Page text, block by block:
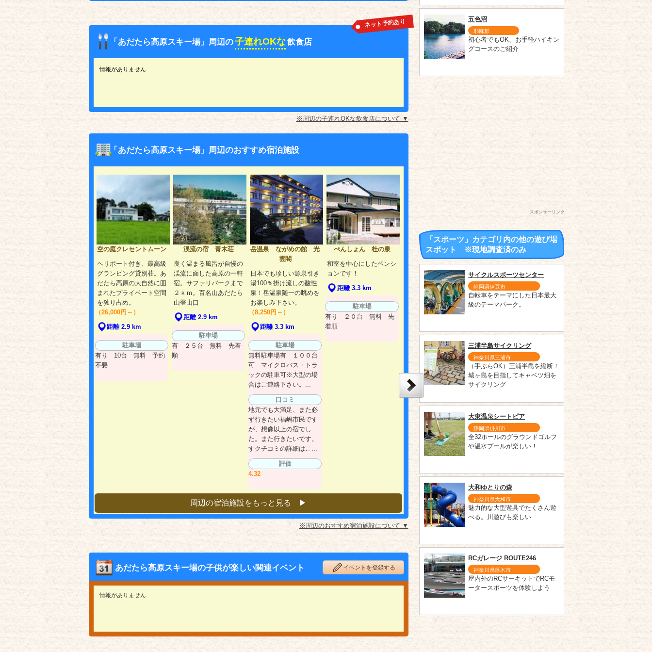
「あだたら高原スキー場」周辺の子連れOKな飲食店
ネット予約あり
情報がありません
※周辺の子連れOKな飲食店について ▼
「あだたら高原スキー場」周辺のおすすめ宿泊施設
空の庭クレセントムーン
ヘリポート付き、最高級
グランピング貸別荘。あ
だたら高原の大自然に囲
まれたプライベート空間
を独り占め。
（26,000円～）
距離 2.9 km
駐車場
有り 10台 無料 予約
不要
渓流の宿 青木荘
良く温まる風呂が自慢の
渓流に面した高原の一軒
宿。サファリパークまで
２ｋｍ。百名山あだたら
山登山口
距離 2.9 km
駐車場
有 ２５台 無料 先着
順
岳温泉 ながめの館 光
雲閣
日本でも珍しい源泉引き
湯100％掛け流しの酸性
泉！岳温泉随一の眺めを
お楽しみ下さい。
（8,250円～）
距離 3.3 km
駐車場
無料駐車場有 １００台
可 マイクロバス・トラ
ックの駐車可※大型の場
合はご連絡下さい。...
口コミ
地元でも大満足、また必
ず行きたい福嶋市民です
が、想像以上の宿でし
た。また行きたいです。
すクチコミの詳細はこ...
評価
4.32
ぺんしょん 杜の泉
和室を中心にしたペンシ
ョンです！
距離 3.3 km
駐車場
有り ２０台 無料 先
着順
周辺の宿泊施設をもっと見る ▶︎
※周辺のおすすめ宿泊施設について ▼
あだたら高原スキー場の子供が楽しい関連イベント イベントを登録する
情報がありません
五色沼
耶麻郡
初心者でもOK、お手軽ハイキン
グコースのご紹介
スポンサーリンク
「スポーツ」カテゴリ内の他の遊び場
スポット ※現地調査済のみ
サイクルスポーツセンター
静岡県伊豆市
自転車をテーマにした日本最大
級のテーマパーク。
三浦半島サイクリング
神奈川県三浦市
（手ぶらOK）三浦半島を縦断！
城ヶ島を目指してキャベツ畑を
サイクリング
大東温泉シートピア
静岡県掛川市
全32ホールのグラウンドゴルフ
や温水プールが楽しい！
大和ゆとりの森
神奈川県大和市
魅力的な大型遊具でたくさん遊
べる。川遊びも楽しい
RCガレージ ROUTE246
神奈川県厚木市
屋内外のRCサーキットでRCモ
ータースポーツを体験しよう